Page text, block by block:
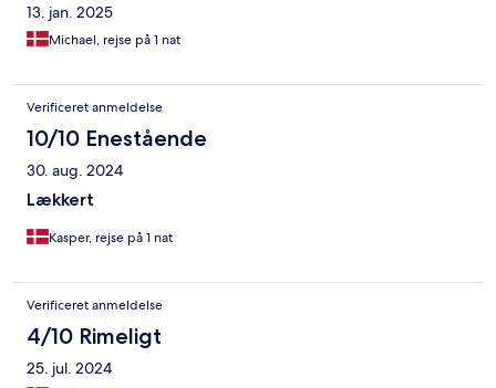
13. jan. 2025
Michael, rejse på 1 nat
Verificeret anmeldelse
10/10 Enestående
30. aug. 2024
Lækkert
Kasper, rejse på 1 nat
Verificeret anmeldelse
4/10 Rimeligt
25. jul. 2024